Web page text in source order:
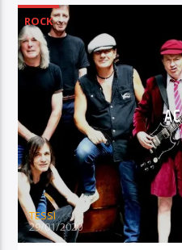
ROCK
TESSI
29/01/2020